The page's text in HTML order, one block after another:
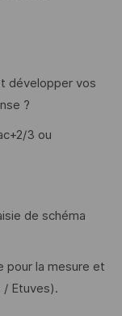
développer vos
?
3 ou
de schéma
pour la mesure et
/ Etuves).